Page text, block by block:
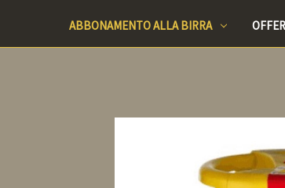
ABBONAMENTO ALLA BIRRA